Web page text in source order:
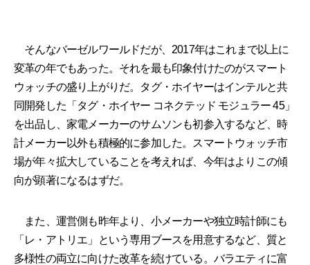
そんなバーゼルワールドだが、2017年はこれまで以上に
変革の年でもあった。それを最も印象付けたのがスマート
ウォッチの盛り上がりだ。タグ・ホイヤーはインテルと共
同開発した「タグ・ホイヤー コネクテッド モジュラー 45」
を出品し、家電メーカーのサムソンも初参入するなど、時
計メーカー以外も積極的に参加した。スマートウォッチ市
場が年々拡大していることを考えれば、今年はよりこの傾
向が顕著になるはずだ。
また、運営側も昨年より、小メーカーや独立時計師にも
「レ・アトリエ」という専用ブースを用意するなど、質と
多様性の両立に向けた改革を続けている。バラエティに富